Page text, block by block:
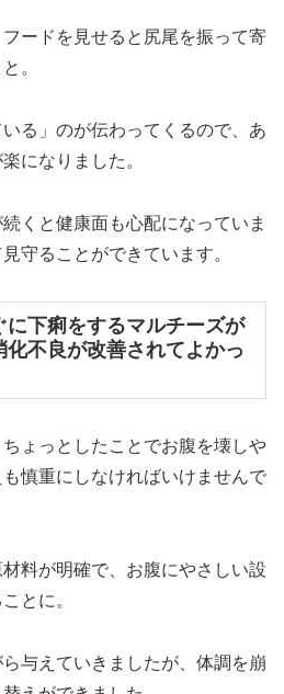
ードを見せると尻尾を振って寄
。
る」のが伝わってくるので、あ
になりました。
くと健康面も心配になっていま
守ることができています。
に下痢をするマルチーズが
不良が改善されてよかっ
ょっとしたことでお腹を壊しや
慎重にしなければいけませんで
料が明確で、お腹にやさしい設
とに。
与えていきましたが、体調を崩